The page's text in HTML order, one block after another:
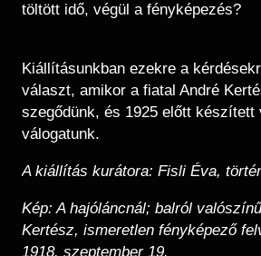
töltött idő, végül a fényképezés?
Kiállításunkban ezekre a
választ, amikor a fiatal André
szegődünk, és 1925 előtt készített
válogatunk.
A kiállítás kurátora: Fisli Éva,
Kép: A hajóláncnál; balról
Kertész, ismeretlen fényképező
1918. szeptember 19.